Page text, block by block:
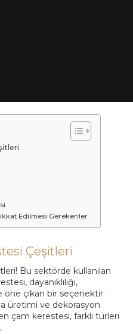
Edilmesi Gerekenler
Çeşitleri
Bu sektörde kullanılan
dayanıklılığı,
öne çıkan bir seçenektir.
üretimi ve dekorasyon
çam kerestesi, farklı türleri